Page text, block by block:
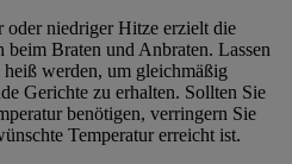
oder niedriger Hitze erzielt die
beim Braten und Anbraten. Lassen
heiß werden, um gleichmäßig
Gerichte zu erhalten. Sollten Sie
benötigen, verringern Sie
Temperatur erreicht ist.